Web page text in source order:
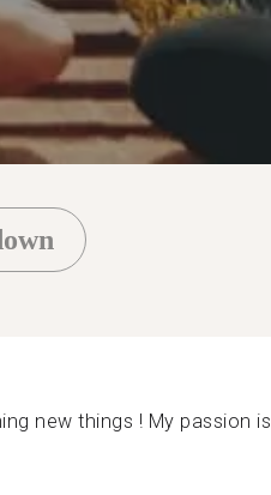
new things ! My passion is